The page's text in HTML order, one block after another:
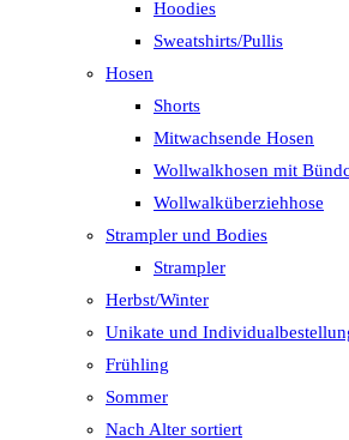
Hoodies
Sweatshirts/Pullis
Hosen
Shorts
Mitwachsende Hosen
Wollwalkhosen mit
Wollwalküberziehhose
Strampler und Bodies
Strampler
Herbst/Winter
Unikate und
Frühling
Sommer
Nach Alter sortiert